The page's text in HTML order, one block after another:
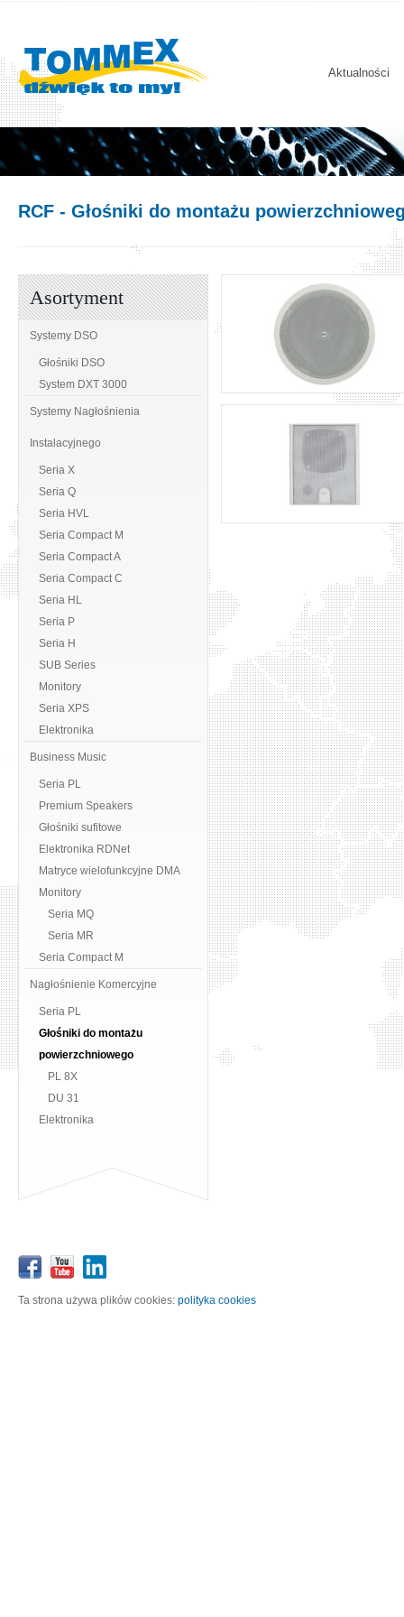
Aktualności
RCF - Głośniki do montażu
Asortyment
Systemy DSO
Głośniki DSO
System DXT 3000
Systemy Nagłośnienia
Instalacyjnego
Seria X
Seria Q
Seria HVL
Seria Compact M
Seria Compact A
Seria Compact C
Seria HL
Seria P
Seria H
SUB Series
Monitory
Seria XPS
Elektronika
Business Music
Seria PL
Premium Speakers
Głośniki sufitowe
Elektronika RDNet
Matryce wielofunkcyjne DMA
Monitory
Seria MQ
Seria MR
Seria Compact M
Nagłośnienie Komercyjne
Seria PL
Głośniki do montażu
powierzchniowego
PL 8X
DU 31
Elektronika
Ta strona używa plików cookies: polityka cookies